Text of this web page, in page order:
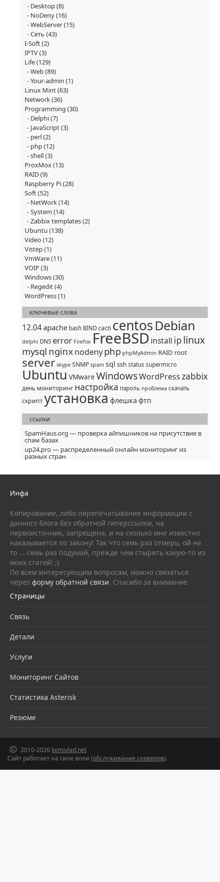
Desktop(8)
NoDeny(16)
WebServer(15)
Сеть (43)
I-Soft(2)
IPTV(3)
Life(129)
Web(89)
Your-admin (1)
Linux Mint(63)
Network(36)
Programming (30)
Delphi(7)
JavaScript(3)
perl(2)
php(12)
shell(3)
ProxMox(13)
RAID(9)
Raspberry Pi(28)
Soft(52)
NetWork(14)
System (14)
Zabbix templates(2)
Ubuntu (138)
Video(12)
Vistep(1)
VmWare(11)
VOIP(3)
Windows(30)
Regedit(4)
WordPress(1)
ключевые слова
12.04apache bash BIND cacti centosDebian
delphi DNS error Firefox FreeBSD install ip linux
mysql nginx nodenyphp phpMyAdmin RAID root
server skype SNMP spam sql ssh status supermicro
Ubuntu VMware WindowsWordPresszabbix
день мониторинг настройка пароль проблема скачать
скриптустановка флешка фтп
ссылки
SpamHaus.org — проверка айпишников на присутствие в
спам базах
up24.pro — распределенный онлайн мониторинг из
разных стран
Инфа
Копирование, либо перепечатывание информации с
данного блога без обратной гиперссылки, на
первоисточник, запрещена, и на сколько мне известно
наказывается по закону! Так что семь раз отмерь, ой не
то ... семь раз подумай, прежде чем стырить какую-то из
моих статей! ;)
По всем интересующим вопросам, можно связаться
через форму обратной связи. Спасибо за внимание.
Страницы
Связь
Детали
Услуги
Мониторинг Сайтов
Статистика Asterisk
Резюме
2010-2026 komivlad.net
Сайт работает на силе воли (обслуживание серверов).